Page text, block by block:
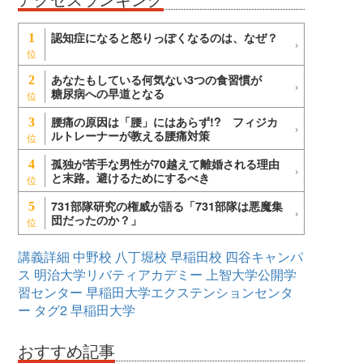
1 認知症になると怒りっぽくなるのは、なぜ？
2
あなたもしている何気ない3つの食習慣が
糖尿病への早道となる
3
腰痛の原因は「腰」にはあらず!? フィジカ
ルトレーナーが教える腰痛対策
4
孤独が苦手な男性が70越えて離婚される理由
と末路。避けるためにするべき
5
731部隊研究の権威が語る「731部隊は悪魔集
団だったのか？」
講義詳細 中野校 八丁堀校 早稲田校 四谷キャンパ
ス 明治大学リバティアカデミー 上智大学公開学
習センター 早稲田大学エクステンションセンタ
ー タグ2早稲田大学
おすすめ記事